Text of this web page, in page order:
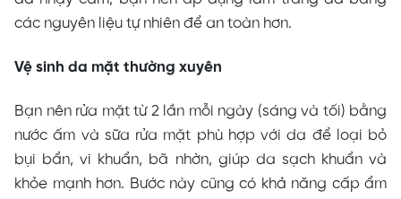
các nguyên liệu tự nhiên để an toàn hơn.
Vệ sinh da mặt thường xuyên
Bạn nên rửa mặt từ 2 lần mỗi ngày (sáng và tối) bằng
nước ấm và sữa rửa mặt phù hợp với da để loại bỏ
bụi bẩn, vi khuẩn, bã nhờn, giúp da sạch khuẩn và
khỏe mạnh hơn. Bước này cũng có khả năng cấp ẩm